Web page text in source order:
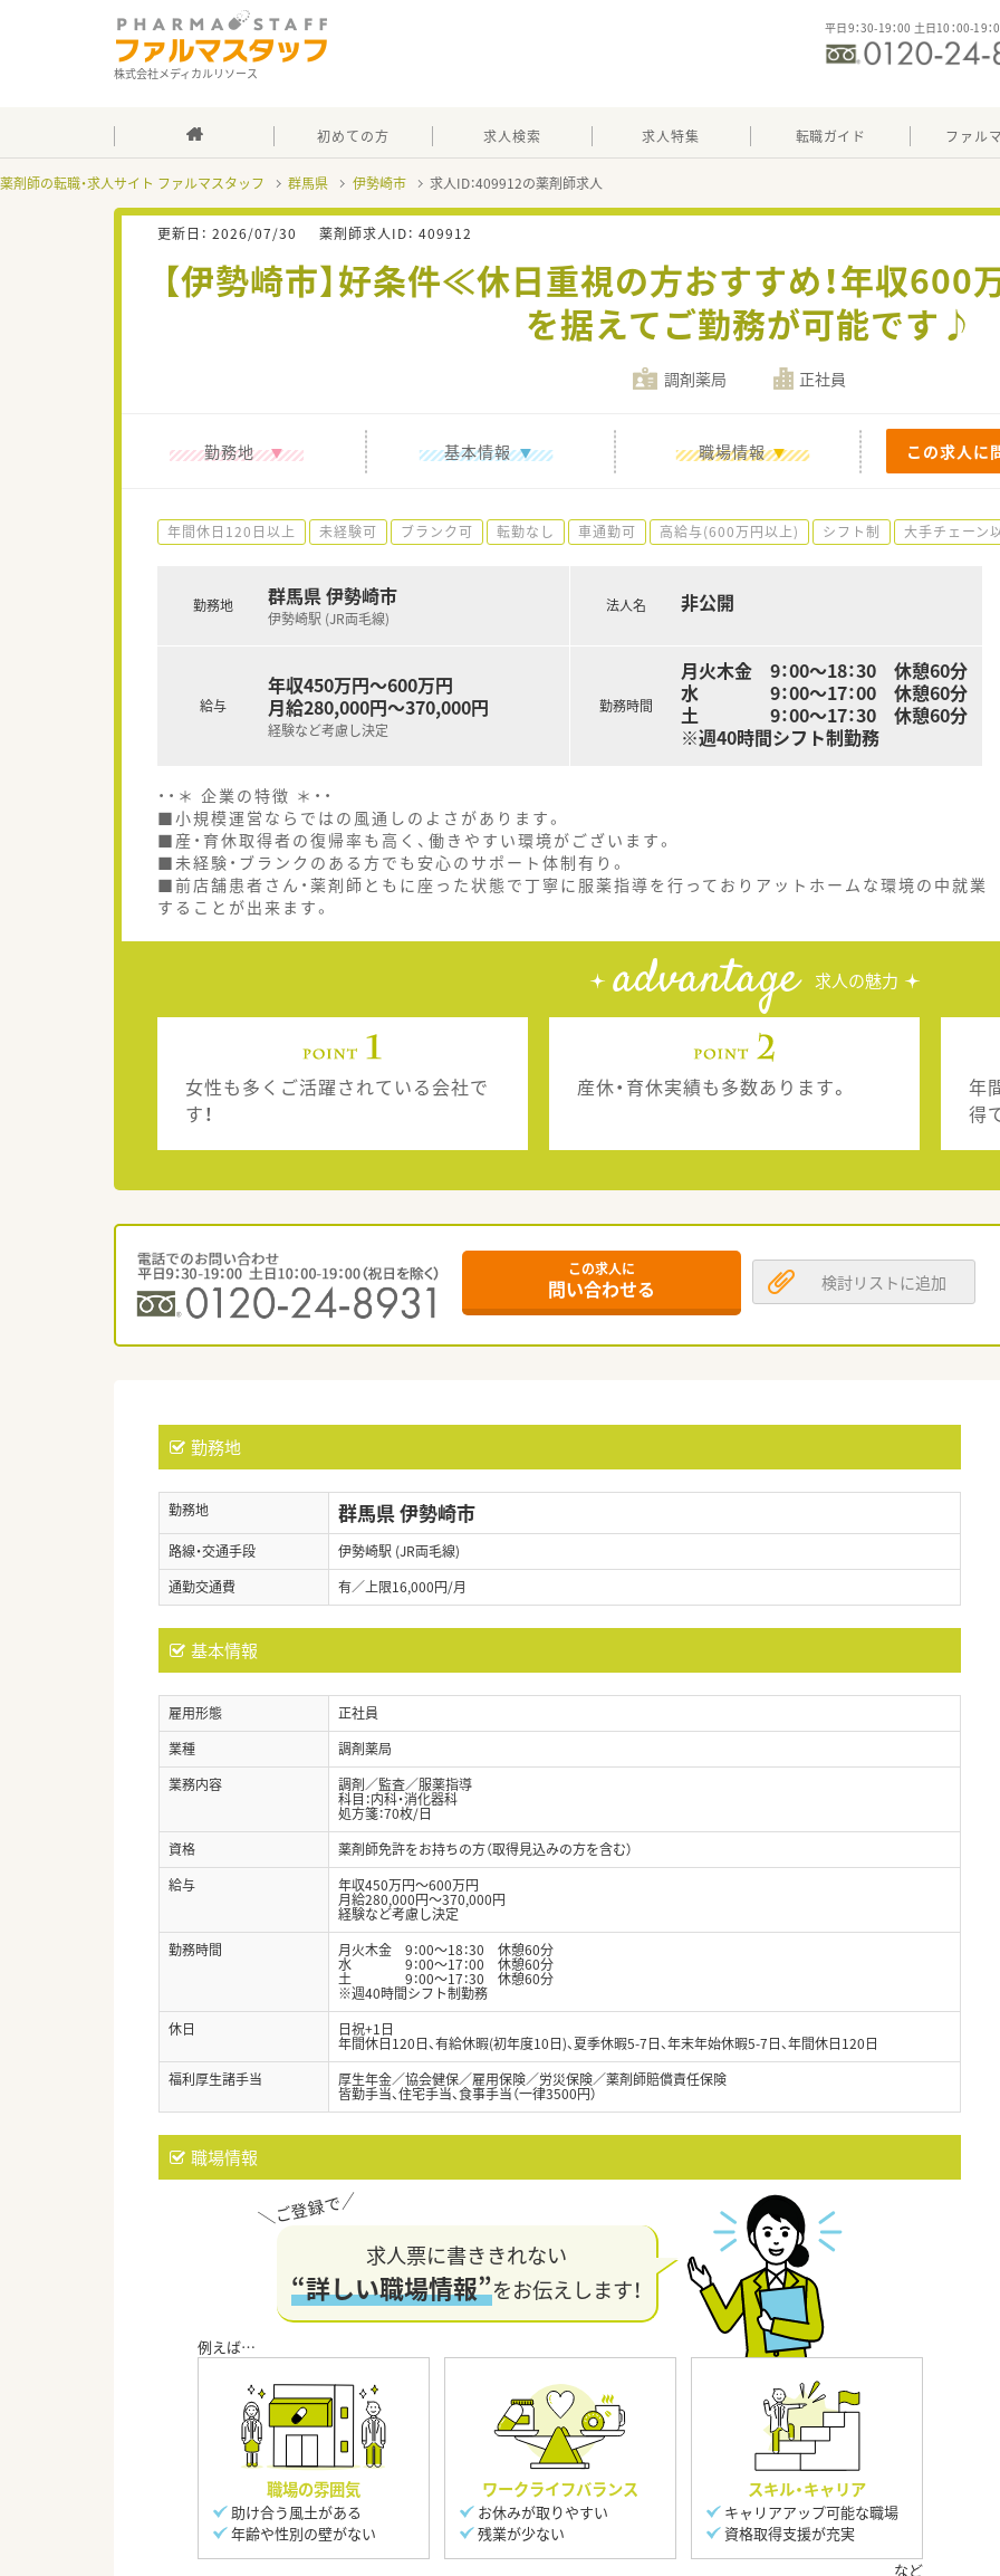
株式会社メディカルリソース
平日9：30-19：00 土日10：00-19：
初めての方 求人検索 求人特集 転職ガイド ファル
薬剤師の転職・求人サイト ファルマスタッフ 群馬県 伊勢崎市 求人ID：409912の薬剤師求人
更新日： 2026/07/30 薬剤師求人ID： 409912
【伊勢崎市】好条件≪休日重視の方おすすめ！年収
を据えてご勤務が可能です♪
調剤薬局 正社員
勤務地 基本情報 職場情報 この求人に
年間休日120日以上 未経験可 ブランク可 転勤なし 車通勤可 高給与(600万円以上) シフト制 大手チェーン
勤務地 群馬県 伊勢崎市
伊勢崎駅 (JR両毛線)
給与
年収450万円～600万円
月給280,000円～370,000円
経験など考慮し決定
法人名 非公開
勤務時間
月火木金 9：00～18：30 休憩60分
水 9：00～17：00 休憩60分
土 9：00～17：30 休憩60分
※週40時間シフト制勤務
・・＊ 企業の特徴 ＊・・
■小規模運営ならではの風通しのよさがあります。
■産・育休取得者の復帰率も高く、働きやすい環境がございます。
■未経験・ブランクのある方でも安心のサポート体制有り。
■前店舗患者さん・薬剤師ともに座った状態で丁寧に服薬指導を行っておりアットホームな環境の中就業
することが出来ます。
advantage 求人の魅力
女性も多くご活躍されている会社で
す！
産休・育休実績も多数あります。
年
得
この求人に
問い合わせる 検討リストに追加
勤務地
勤務地 群馬県 伊勢崎市
路線・交通手段
伊勢崎駅 (JR両毛線)
通勤交通費
有／上限16,000円/月
基本情報
雇用形態
正社員
業種
調剤薬局
業務内容
調剤／監査／服薬指導
科目：内科・消化器科
処方箋：70枚/日
資格
薬剤師免許をお持ちの方（取得見込みの方を含む）
給与
年収450万円～600万円
月給280,000円～370,000円
経験など考慮し決定
勤務時間
月火木金 9：00～18：30 休憩60分
水 9：00～17：00 休憩60分
土 9：00～17：30 休憩60分
※週40時間シフト制勤務
休日
日祝+1日
年間休日120日、有給休暇(初年度10日)、夏季休暇5-7日、年末年始休暇5-7日、年間休日120日
福利厚生諸手当
厚生年金／協会健保／雇用保険／労災保険／薬剤師賠償責任保険
皆勤手当、住宅手当、食事手当（一律3500円）
職場情報
求人票に書ききれない
“詳しい職場情報”をお伝えします！
職場の雰囲気
助け合う風土がある
年齢や性別の壁がない
ワークライフバランス
お休みが取りやすい
残業が少ない
スキル・キャリア
キャリアアップ可能な職場
資格取得支援が充実